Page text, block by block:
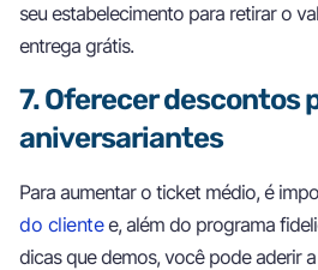
seu estabelecimento para retirar o
entrega grátis.
7. Oferecer descontos
aniversariantes
Para aumentar o ticket médio, é
do clientee, além do programa
dicas que demos, você pode aderir